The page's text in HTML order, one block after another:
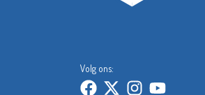
Volg ons: